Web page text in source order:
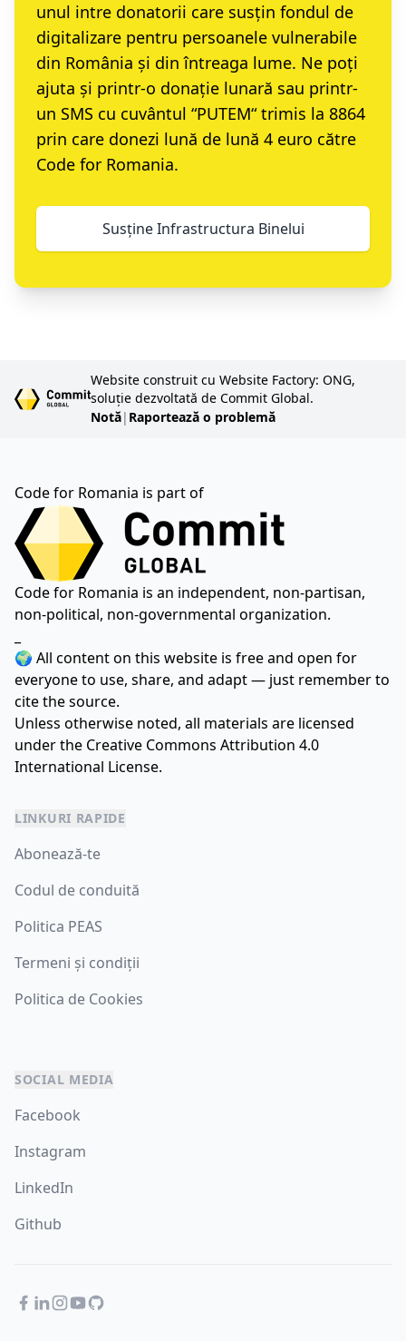
unul intre donatorii care susțin fondul de
digitalizare pentru persoanele vulnerabile
din România și din întreaga lume. Ne poți
ajuta și printr-o donație lunară sau printr-
un SMS cu cuvântul “PUTEM“ trimis la 8864
prin care donezi lună de lună 4 euro către
Code for Romania.
Susține Infrastructura Binelui
Website construit cu Website Factory: ONG,
soluție dezvoltată de Commit Global.
Notă| Raportează o problemă
Code for Romania is part of
Code for Romania is an independent, non-partisan,
non-political, non-governmental organization.
🌍 All content on this website is free and open for
everyone to use, share, and adapt — just remember to
cite the source.
Unless otherwise noted, all materials are licensed
under the Creative Commons Attribution 4.0
International License.
LINKURI RAPIDE
Abonează-te
Codul de conduită
Politica PEAS
Termeni și condiții
Politica de Cookies
SOCIAL MEDIA
Facebook
Instagram
LinkedIn
Github
Facebook
LinkedIn
Instagram
YouTube
GitHub